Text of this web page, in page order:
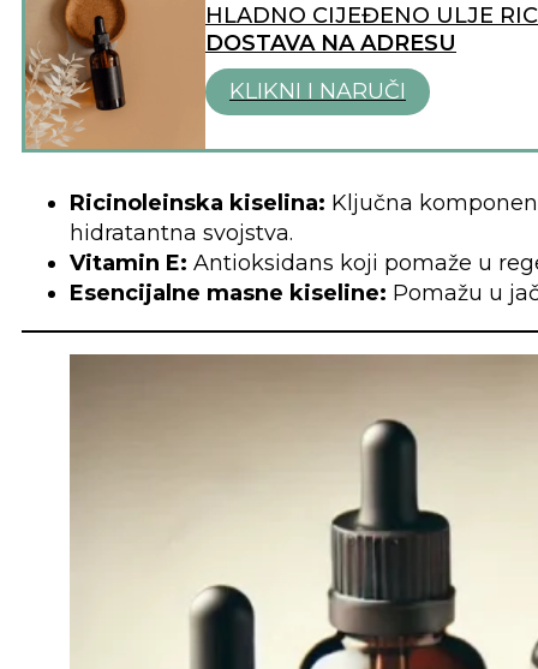
HLADNO CIJEĐENO ULJE
DOSTAVA NA ADRESU
KLIKNI I NARUČI
Ricinoleinska kiselina: Ključna
hidratantna svojstva.
Vitamin E: Antioksidans koji pomaže u
Esencijalne masne kiseline: Pomažu u